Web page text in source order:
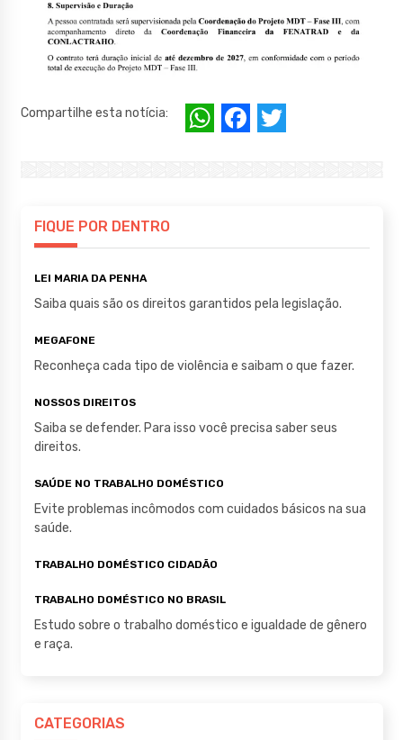
Compartilhe esta notícia:
W
p
F
k
FIQUE POR DENTRO
LEI MARIA DA PENHA
Saiba quais são os direitos garantidos pela legislação.
MEGAFONE
Reconheça cada tipo de violência e saibam o que fazer.
NOSSOS DIREITOS
Saiba se defender. Para isso você precisa saber seus
direitos.
SAÚDE NO TRABALHO DOMÉSTICO
Evite problemas incômodos com cuidados básicos na sua
saúde.
TRABALHO DOMÉSTICO CIDADÃO
TRABALHO DOMÉSTICO NO BRASIL
Estudo sobre o trabalho doméstico e igualdade de gênero
e raça.
CATEGORIAS